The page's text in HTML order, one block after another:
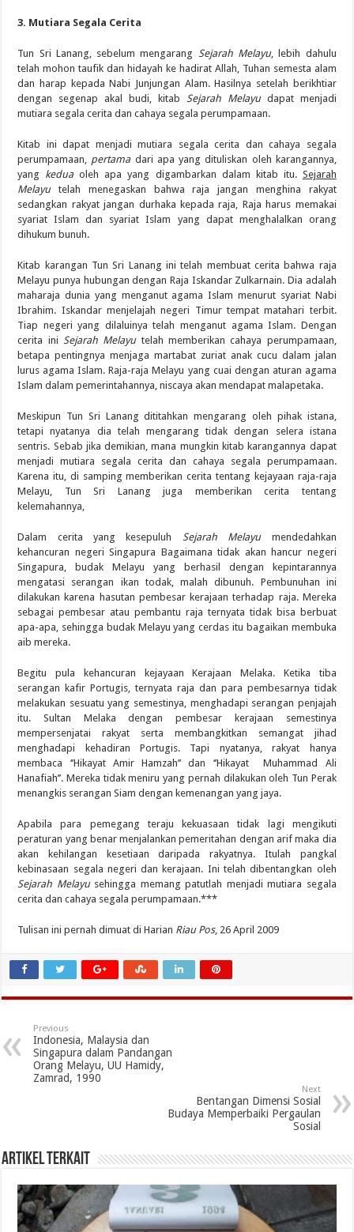
3. Mutiara Segala Cerita
Tun Sri Lanang, sebelum mengarang Sejarah Melayu, lebih dahulu
telah mohon taufik dan hidayah ke hadirat Allah, Tuhan semesta alam
dan harap kepada Nabi Junjungan Alam. Hasilnya setelah berikhtiar
dengan segenap akal budi, kitab Sejarah Melayudapat menjadi
mutiara segala cerita dan cahaya segala perumpamaan.
Kitab ini dapat menjadi mutiara segala cerita dan cahaya segala
perumpamaan, pertamadari apa yang dituliskan oleh karangannya,
yang keduaoleh apa yang digambarkan dalam kitab itu. Sejarah
Melayutelah menegaskan bahwa raja jangan menghina rakyat
sedangkan rakyat jangan durhaka kepada raja, Raja harus memakai
syariat Islam dan syariat Islam yang dapat menghalalkan orang
dihukum bunuh.
Kitab karangan Tun Sri Lanang ini telah membuat cerita bahwa raja
Melayu punya hubungan dengan Raja Iskandar Zulkarnain. Dia adalah
maharaja dunia yang menganut agama Islam menurut syariat Nabi
Ibrahim. Iskandar menjelajah negeri Timur tempat matahari terbit.
Tiap negeri yang dilaluinya telah menganut agama Islam. Dengan
cerita ini Sejarah Melayutelah memberikan cahaya perumpamaan,
betapa pentingnya menjaga martabat zuriat anak cucu dalam jalan
lurus agama Islam. Raja-raja Melayu yang cuai dengan aturan agama
Islam dalam pemerintahannya, niscaya akan mendapat malapetaka.
Meskipun Tun Sri Lanang dititahkan mengarang oleh pihak istana,
tetapi nyatanya dia telah mengarang tidak dengan selera istana
sentris. Sebab jika demikian, mana mungkin kitab karangannya dapat
menjadi mutiara segala cerita dan cahaya segala perumpamaan.
Karena itu, di samping memberikan cerita tentang kejayaan raja-raja
Melayu, Tun Sri Lanang juga memberikan cerita tentang
kelemahannya,
Dalam cerita yang kesepuluh Sejarah Melayumendedahkan
kehancuran negeri Singapura Bagaimana tidak akan hancur negeri
Singapura, budak Melayu yang berhasil dengan kepintarannya
mengatasi serangan ikan todak, malah dibunuh. Pembunuhan ini
dilakukan karena hasutan pembesar kerajaan terhadap raja. Mereka
sebagai pembesar atau pembantu raja ternyata tidak bisa berbuat
apa-apa, sehingga budak Melayu yang cerdas itu bagaikan membuka
aib mereka.
Begitu pula kehancuran kejayaan Kerajaan Melaka. Ketika tiba
serangan kafir Portugis, ternyata raja dan para pembesarnya tidak
melakukan sesuatu yang semestinya, menghadapi serangan penjajah
itu. Sultan Melaka dengan pembesar kerajaan semestinya
mempersenjatai rakyat serta membangkitkan semangat jihad
menghadapi kehadiran Portugis. Tapi nyatanya, rakyat hanya
membaca ‘’Hikayat Amir Hamzah’’ dan ‘’Hikayat Muhammad Ali
Hanafiah’’. Mereka tidak meniru yang pernah dilakukan oleh Tun Perak
menangkis serangan Siam dengan kemenangan yang jaya.
Apabila para pemegang teraju kekuasaan tidak lagi mengikuti
peraturan yang benar menjalankan pemeritahan dengan arif maka dia
akan kehilangan kesetiaan daripada rakyatnya. Itulah pangkal
kebinasaan segala negeri dan kerajaan. Ini telah dibentangkan oleh
Sejarah Melayusehingga memang patutlah menjadi mutiara segala
cerita dan cahaya segala perumpamaan.***
Tulisan ini pernah dimuat di Harian Riau Pos, 26 April 2009
Previous
Indonesia, Malaysia dan
Singapura dalam Pandangan
Orang Melayu, UU Hamidy,
Zamrad, 1990
Next
Bentangan Dimensi Sosial
Budaya Memperbaiki Pergaulan
Sosial
Artikel Terkait